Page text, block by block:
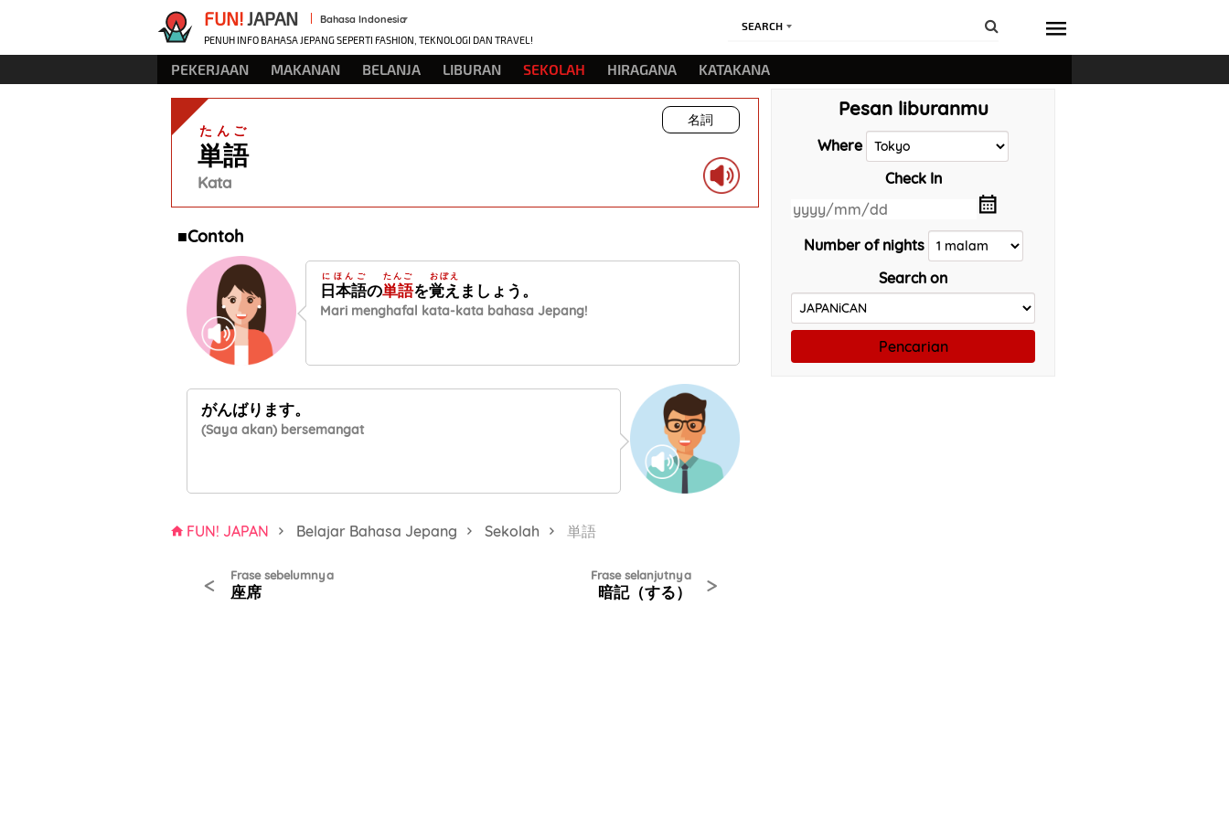
FUN! JAPAN Bahasa Indonesia
PENUH INFO BAHASA JEPANG SEPERTI FASHION, TEKNOLOGI DAN TRAVEL!
SEARCH
PEKERJAAN MAKANAN BELANJA LIBURAN SEKOLAH HIRAGANA KATAKANA
単語
たんご
Kata
名詞
■Contoh
日本語
にほんご
の単語
たんご
を覚え
おぼえ
ましょう。
Mari menghafal kata-kata bahasa Jepang!
がんばります。
(Saya akan) bersemangat
FUN! JAPAN Belajar Bahasa Jepang Sekolah 単語
< Frase sebelumnya
座席
Frase selanjutnya
暗記（する） >
Pesan liburanmu
Where
Check In
Number of nights
Search on
Pencarian